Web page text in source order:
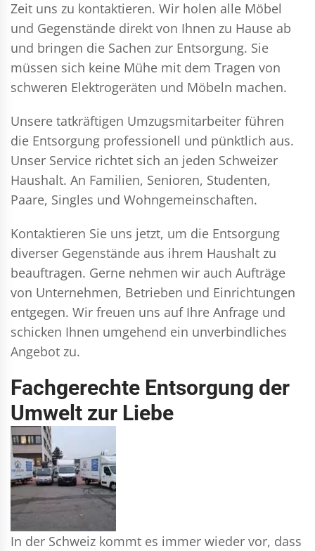
Zeit uns zu kontaktieren. Wir holen alle Möbel
und Gegenstände direkt von Ihnen zu Hause ab
und bringen die Sachen zur Entsorgung. Sie
müssen sich keine Mühe mit dem Tragen von
schweren Elektrogeräten und Möbeln machen.
Unsere tatkräftigen Umzugsmitarbeiter führen
die Entsorgung professionell und pünktlich aus.
Unser Service richtet sich an jeden Schweizer
Haushalt. An Familien, Senioren, Studenten,
Paare, Singles und Wohngemeinschaften.
Kontaktieren Sie uns jetzt, um die Entsorgung
diverser Gegenstände aus ihrem Haushalt zu
beauftragen. Gerne nehmen wir auch Aufträge
von Unternehmen, Betrieben und Einrichtungen
entgegen. Wir freuen uns auf Ihre Anfrage und
schicken Ihnen umgehend ein unverbindliches
Angebot zu.
Fachgerechte Entsorgung der
Umwelt zur Liebe
In der Schweiz kommt es immer wieder vor, dass